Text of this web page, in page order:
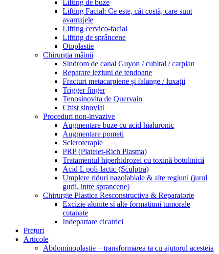
Lifting de buze
Lifting Facial: Ce este, cât costă, care sunt
avantajele
Lifting cervico-facial
Lifting de sprâncene
Otoplastie
Chirurgia mâinii
Sindrom de canal Guyon / cubital / carpian
Reparare leziuni de tendoane
Fracturi metacarpiene și falange / luxații
Trigger finger
Tenosinovita de Quervain
Chist sinovial
Proceduri non-invazive
Augmentare buze cu acid hialuronic
Augmentare pometi
Scleroterapie
PRP (Platelet-Rich Plasma)
Tratamentul hiperhidrozei cu toxină botulinică
Acid L poli-lactic (Sculptra)
Umplere riduri nazolabiale & alte regiuni (jurul
gurii, intre sprancene)
Chirurgie Plastica Resconstructiva & Reparatorie
Excizie alunite si alte formatiuni tumorale
cutanate
Indepartare cicatrici
Prețuri
Articole
Abdominoplastie – transformarea ta cu ajutorul acesteia